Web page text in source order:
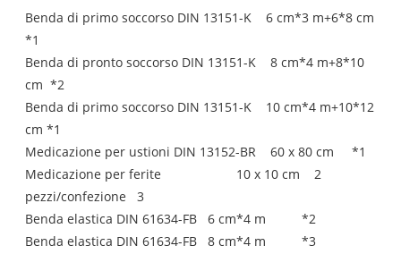
Benda di primo soccorso DIN 13151-K 6 cm*3 m+6*8 cm
*1
Benda di pronto soccorso DIN 13151-K 8 cm*4 m+8*10
cm *2
Benda di primo soccorso DIN 13151-K 10 cm*4 m+10*12
cm *1
Medicazione per ustioni DIN 13152-BR 60 x 80 cm *1
Medicazione per ferite 10 x 10 cm 2
pezzi/confezione 3
Benda elastica DIN 61634-FB 6 cm*4 m *2
Benda elastica DIN 61634-FB 8 cm*4 m *3